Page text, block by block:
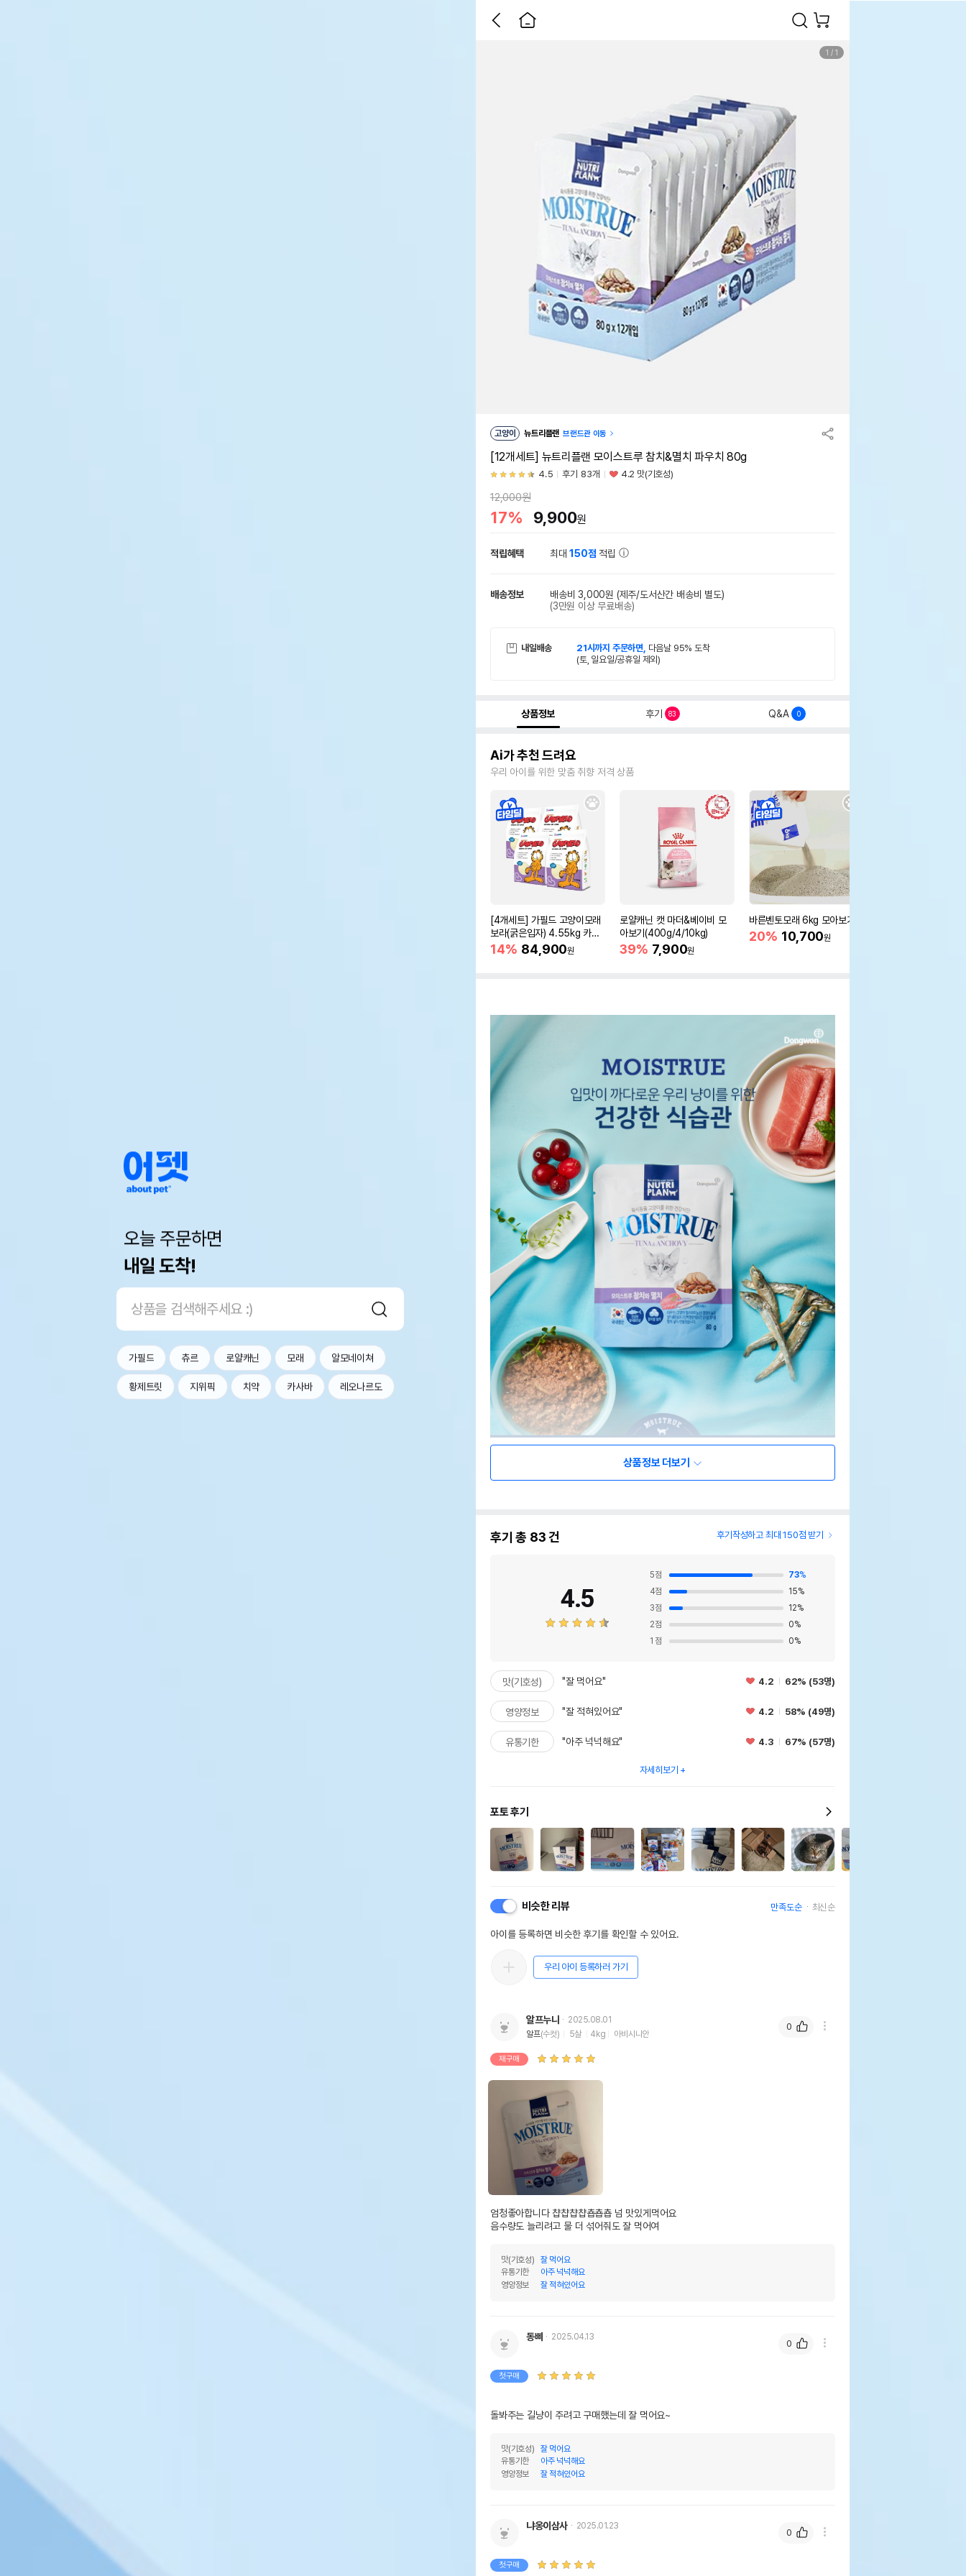
오늘 주문하면
내일 도착!
가필드 츄르 로얄캐닌 모래 알모네이쳐
황제트릿 지위픽 치약 카사바 레오나르도
1 / 1
고양이 뉴트리플랜 브랜드관 이동
[12개세트] 뉴트리플랜 모이스트루 참치&멸치 파우치 80g
4.5 후기 83개 4.2 맛(기호성)
12,000원
17% 9,900원
적립혜택 최대150점 적립
배송정보 배송비 3,000원 (제주/도서산간 배송비 별도)
(3만원 이상 무료배송)
내일배송 21시까지 주문하면, 다음날 95% 도착
(토, 일요일/공휴일 제외)
상품정보 후기 83 Q&A 0
Ai가 추천 드려요
우리 아이를 위한 맞춤 취향 저격 상품
[4개세트] 가필드 고양이모래
보라(굵은입자) 4.55kg 카사
바모래
14% 84,900원
로얄캐닌 캣 마더&베이비 모
아보기(400g/4/10kg)
39% 7,900원
바른벤토모래 6kg 모아보기
20% 10,700원
상품정보 더보기
후기 총 83건 후기작성하고 최대 150점 받기
4.5
5점 73%
4점 15%
3점 12%
2점 0%
1 점 0%
맛(기호성) "잘 먹어요" 4.2 62% (53명)
영양정보 "잘 적혀있어요" 4.2 58% (49명)
유통기한 "아주 넉넉해요" 4.3 67% (57명)
자세히보기
포토 후기
비슷한 리뷰 만족도순 최신순
아이를 등록하면 비슷한 후기를 확인할 수 있어요.
우리 아이 등록하러 가기
알프누나
2025.08.01
알프(수컷) 5살 4kg 아비시니안
재구매
엄청좋아합니다 챱챱챱챱춉춉춉 넘 맛있게먹어요
음수량도 늘리려고 물 더 섞어줘도 잘 먹어여
맛(기호성)
잘 먹어요
유통기한
아주 넉넉해요
영양정보
잘 적혀있어요
0
동삐 2025.04.13
첫구매
돌봐주는 길냥이 주려고 구매했는데 잘 먹어요~
맛(기호성)
잘 먹어요
유통기한
아주 넉넉해요
영양정보
잘 적혀있어요
0
냐옹이삼사 2025.01.23
첫구매
0